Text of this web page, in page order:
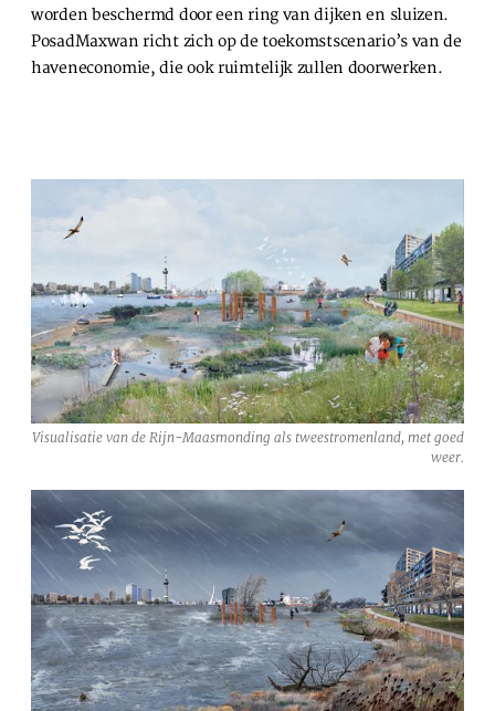
worden beschermd door een ring van dijken en sluizen.
PosadMaxwan richt zich op de toekomstscenario’s van de
haveneconomie, die ook ruimtelijk zullen doorwerken.
Visualisatie van de Rijn-Maasmonding als tweestromenland, met goed
weer.